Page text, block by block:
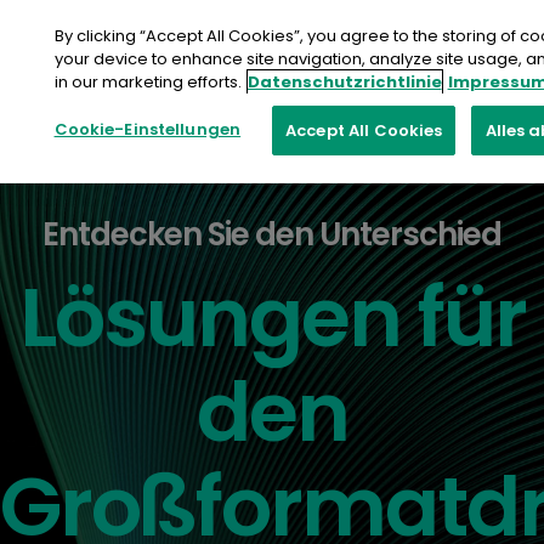
springen
Entdecken Sie den Unterschied
Lösungen für
den
By clicking “Accept All Cookies”, you agree to the storing of
your device to enhance site navigation, analyze site usage,
in our marketing efforts. Datenschutzrichtlinie
Cookie-Einstellungen Alles
Accept All Cookies